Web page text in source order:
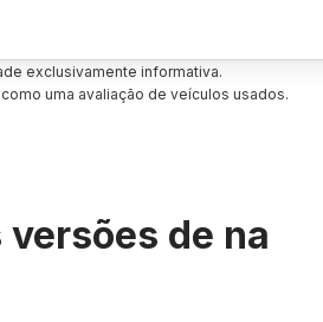
exclusivamente informativa.
uma avaliação de veículos usados.
de na